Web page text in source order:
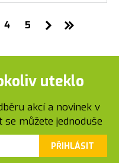
4 5
uteklo
akcí a novinek v
můžete jednoduše
PŘIHLÁSIT